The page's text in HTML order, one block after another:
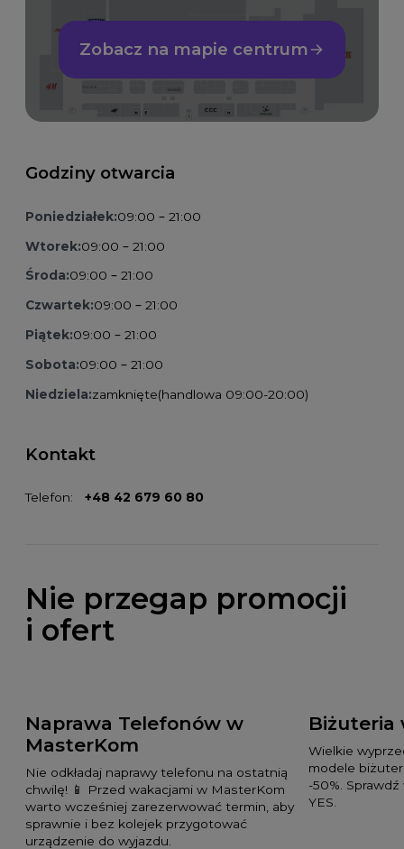
Zobacz na mapie centrum
Godziny otwarcia
Poniedziałek:09:00 – 21:00
Wtorek:09:00 – 21:00
Środa:09:00 – 21:00
Czwartek:09:00 – 21:00
Piątek:09:00 – 21:00
Sobota:09:00 – 21:00
Niedziela:zamknięte(handlowa 09:00-20:00)
Kontakt
Telefon: +48 42 679 60 80
Nie przegap promocji
i ofert
Naprawa Telefonów w
MasterKom
Nie odkładaj naprawy telefonu na ostatnią
chwilę! 📱 Przed wakacjami w MasterKom
warto wcześniej zarezerwować termin, aby
sprawnie i bez kolejek przygotować
urządzenie do wyjazdu.
Biżuteria
Wielkie
modele
-50%.
YES.